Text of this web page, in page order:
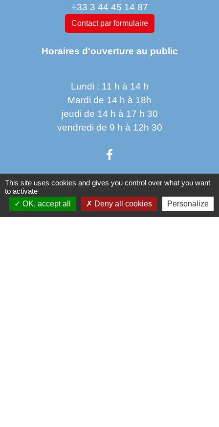
+33 3 44 45 14 87
Contact par formulaire
Horaires d'ouverture au public
Lundi : 11 h à 14 h
Mardi de 14 h à 18h
jeudi de 14 h à 17 h 30
vendredi de 9 h à 12h 30
Liens
Oise mobilité
This site uses cookies and gives you control over what you want
to activate
OK, accept all
Deny all cookies Personalize